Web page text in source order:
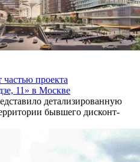
проекта
11» в Москве
детализированную
бывшего дисконт-